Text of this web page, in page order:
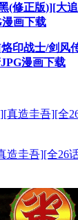
(修正版)][大
画下载
印战士/剑风
漫画下载
造圭吾][全26